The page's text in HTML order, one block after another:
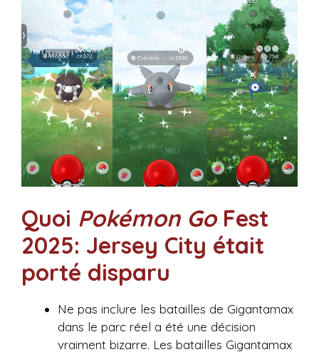
Quoi Pokémon GoFest
2025: Jersey City était
porté disparu
Ne pas inclure les batailles de Gigantamax
dans le parc réel a été une décision
vraiment bizarre. Les batailles Gigantamax